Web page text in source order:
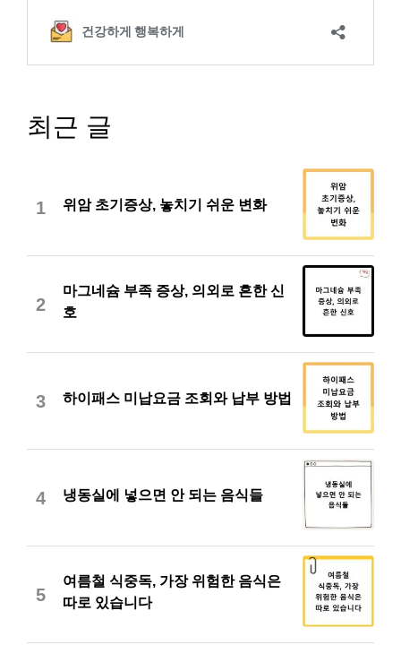
최근 글
1 위암 초기증상, 놓치기 쉬운 변화
2
마그네슘 부족 증상, 의외로 흔한 신
호
3 하이패스 미납요금 조회와 납부 방법
4 냉동실에 넣으면 안 되는 음식들
5
여름철 식중독, 가장 위험한 음식은
따로 있습니다